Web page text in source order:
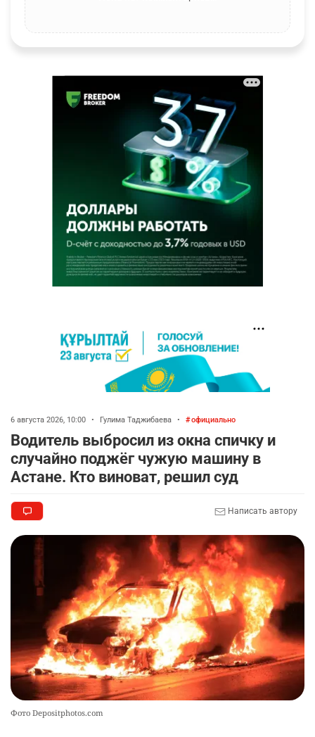
6 августа 2026, 10:00 • Гулима Таджибаева • официально
Водитель выбросил из окна спичку и
случайно поджёг чужую машину в
Астане. Кто виноват, решил суд
Написать автору
Фото Depositphotos.com